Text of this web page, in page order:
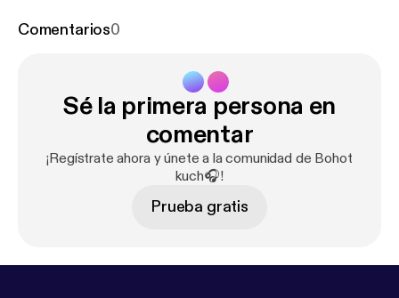
Comentarios0
Sé la primera persona en
comentar
¡Regístrate ahora y únete a la comunidad de Bohot
kuch🎧!
Prueba gratis